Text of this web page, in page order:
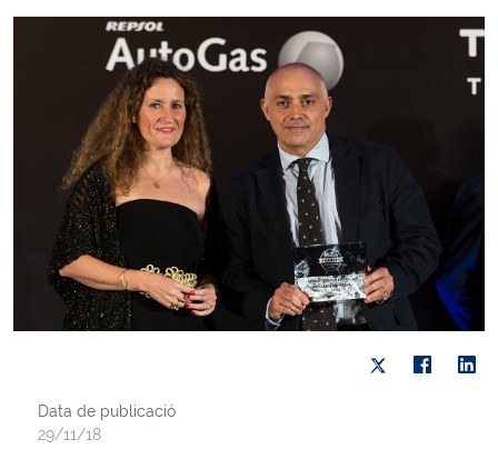
Data de publicació
29/11/18